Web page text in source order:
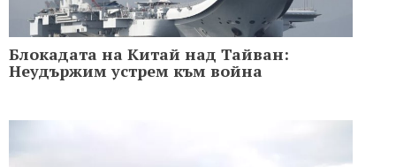
Блокадата на Китай над Тайван:
Неудържим устрем към война